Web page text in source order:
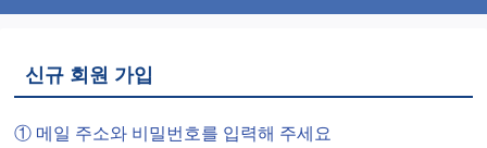
신규 회원 가입
① 메일 주소와 비밀번호를 입력해 주세요